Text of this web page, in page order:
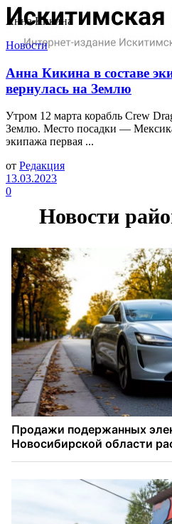
Анна Кикина
Новости
Анна Кикина в составе
вернулась на Землю
Утром 12 марта корабль Crew
Землю. Место посадки —
экипажа первая ...
от Редакция
13.03.2023
0